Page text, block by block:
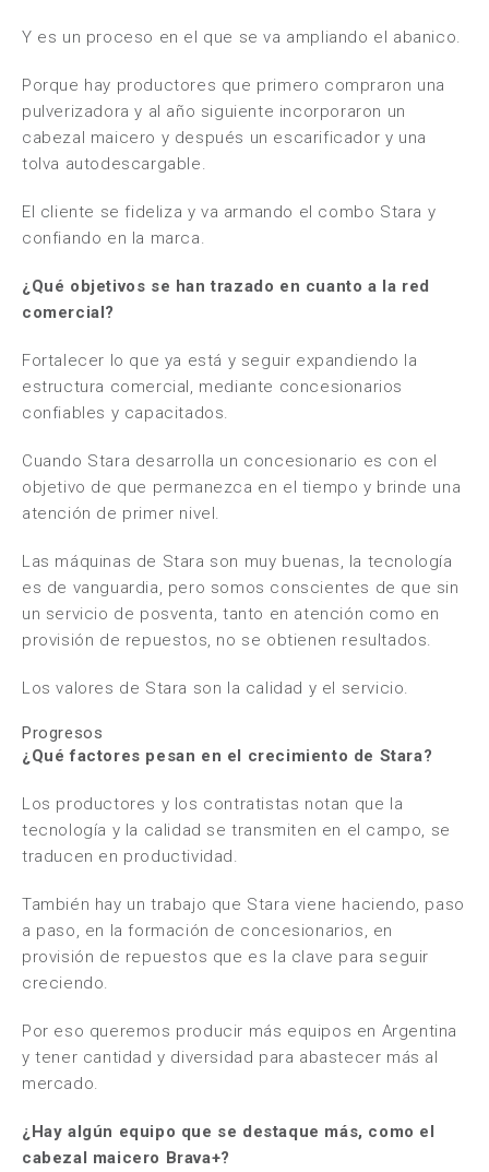
Y es un proceso en el que se va ampliando el abanico.
Porque hay productores que primero compraron una
pulverizadora y al año siguiente incorporaron un
cabezal maicero y después un escarificador y una
tolva autodescargable.
El cliente se fideliza y va armando el combo Stara y
confiando en la marca.
¿Qué objetivos se han trazado en cuanto a la red
comercial?
Fortalecer lo que ya está y seguir expandiendo la
estructura comercial, mediante concesionarios
confiables y capacitados.
Cuando Stara desarrolla un concesionario es con el
objetivo de que permanezca en el tiempo y brinde una
atención de primer nivel.
Las máquinas de Stara son muy buenas, la tecnología
es de vanguardia, pero somos conscientes de que sin
un servicio de posventa, tanto en atención como en
provisión de repuestos, no se obtienen resultados.
Los valores de Stara son la calidad y el servicio.
Progresos
¿Qué factores pesan en el crecimiento de Stara?
Los productores y los contratistas notan que la
tecnología y la calidad se transmiten en el campo, se
traducen en productividad.
También hay un trabajo que Stara viene haciendo, paso
a paso, en la formación de concesionarios, en
provisión de repuestos que es la clave para seguir
creciendo.
Por eso queremos producir más equipos en Argentina
y tener cantidad y diversidad para abastecer más al
mercado.
¿Hay algún equipo que se destaque más, como el
cabezal maicero Brava+?